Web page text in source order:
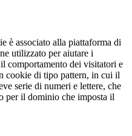
è associato alla piattaforma di
utilizzato per aiutare i
comportamento dei visitatori e
cookie di tipo pattern, in cui il
serie di numeri e lettere, che
per il dominio che imposta il